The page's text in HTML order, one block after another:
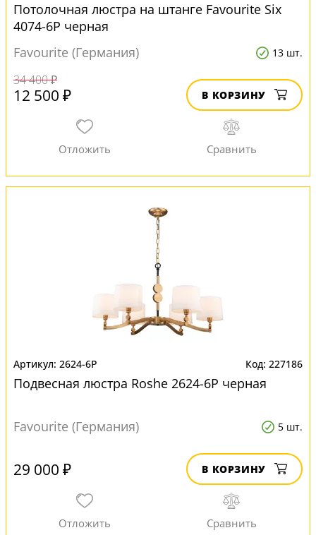
Потолочная люстра на штанге Favourite Six
4074-6P черная
Favourite (Германия)
13 шт.
34 400 ₽
12 500 ₽ В КОРЗИНУ
2624-6P 227186
Подвесная люстра Roshe 2624-6P черная
Favourite (Германия) 5 шт.
29 000 ₽ В КОРЗИНУ